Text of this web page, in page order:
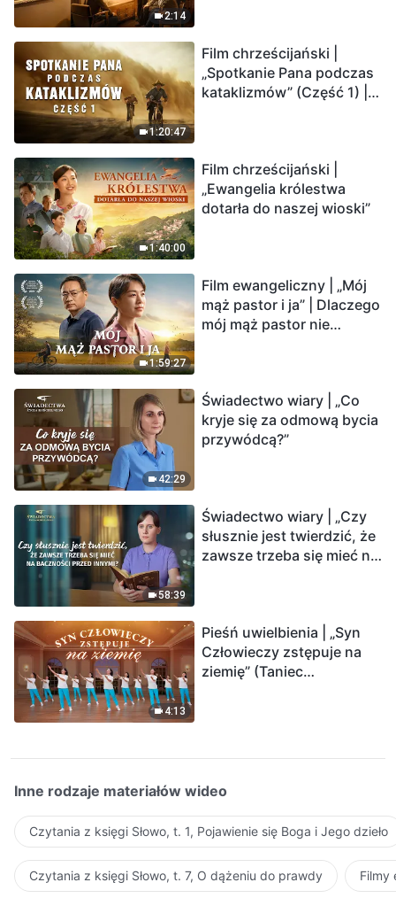
2:14
1:20:47
Film chrześcijański |
„Spotkanie Pana podczas
kataklizmów” (Część 1) |
1:40:00
Film chrześcijański |
„Ewangelia królestwa
dotarła do naszej wioski”
1:59:27
Film ewangeliczny | „Mój
mąż pastor i ja” | Dlaczego
mój mąż pastor nie
42:29
Świadectwo wiary | „Co
kryje się za odmową bycia
przywódcą?”
58:39
Świadectwo wiary | „Czy
słusznie jest twierdzić, że
zawsze trzeba się mieć na
4:13
Pieśń uwielbienia | „Syn
Człowieczy zstępuje na
ziemię” (Taniec
Inne rodzaje materiałów wideo
Czytania z księgi Słowo, t. 1, Pojawienie się Boga i Jego dzieło
Czytania z księgi Słowo, t. 7, O dążeniu do prawdy Filmy